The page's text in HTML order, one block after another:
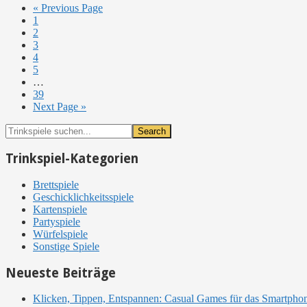
« Previous Page
Page
1
Page
2
Page
3
Page
4
Page
5
…
Page
39
Next Page »
Primary
Sidebar
Trinkspiele
suchen...
Trinkspiel-Kategorien
Brettspiele
Geschicklichkeitsspiele
Kartenspiele
Partyspiele
Würfelspiele
Sonstige Spiele
Neueste Beiträge
Klicken, Tippen, Entspannen: Casual Games für das